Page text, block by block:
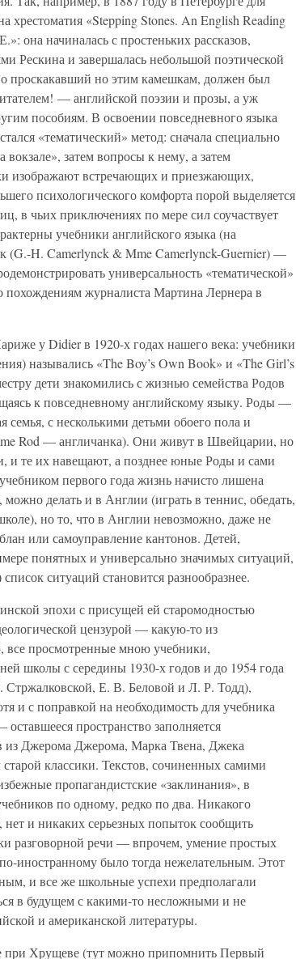
хрестоматия «Stepping Stones. An English Reading
она начиналась с простеньких рассказов,
Рескина и завершалась небольшой поэтической
проскакавший но этим камешкам, должен был
— английской поэзии и прозы, а уж
пособиям. В освоении повседневного языка
«тематический» метод: сначала специально
вокзале», затем вопросы к нему, а затем
изображают встречающих и приезжающих,
психологического комфорта порой выделяется
в чьих приключениях по мере сил соучаствует
учебники английского языка (на
(G.-H. Camerlynck & Mme Camerlynck-Guernier) —
универсальность «тематической»
журналиста Мартина Лернера в
у Didier в 1920-х годах нашего века: учебники
назывались «The Boy’s Own Book» и «The Girl’s
дети знакомились с жизнью семейства Родов
к повседневному английскому языку. Роды —
с несколькими детьми обоего пола и
Rod — англичанка). Они живут в Швейцарии, но
и те их навещают, а позднее юные Роды и сами
первого года жизнь начисто лишена
делать и в Англии (играть в теннис, обедать,
но то, что в Англии невозможно, даже не
или самоуправление кантонов. Детей,
понятных и универсально значимых ситуаций,
ситуаций становится разнообразнее.
эпохи с присущей ей старомодностью
цензурой — какую-то из
все просмотренные мною учебники,
школы с середины 1930-х годов и до 1954 года
Е. В. Беловой и Л. Р. Тодд),
и с поправкой на необходимость для учебника
пространство заполняется
из Джерома Джерома, Марка Твена, Джека
классики. Текстов, сочиненных самими
пропагандистские «заклинания», в
по одному, редко по два. Никакого
и никаких серьезных попыток сообщить
разговорной речи — впрочем, умение простых
иностранному было тогда нежелательным. Этот
и все же школьные успехи предполагали
в будущем с какими-то несложными и не
и американской литературы.
при Хрущеве (тут можно припомнить Первый